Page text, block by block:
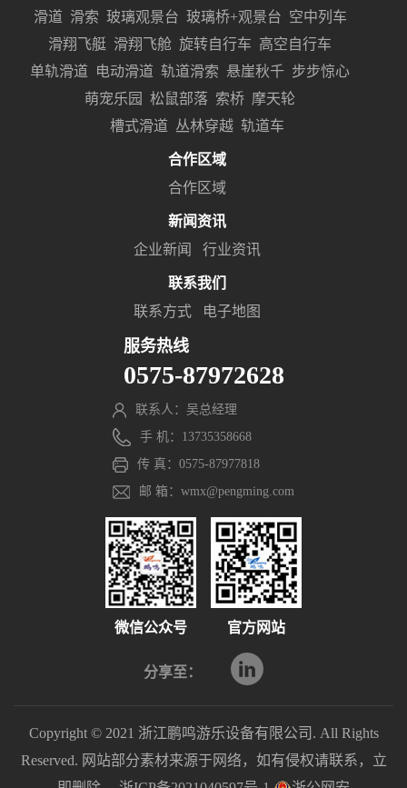
滑道 滑索 玻璃观景台 玻璃桥+观景台 空中列车
滑翔飞艇 滑翔飞舱 旋转自行车 高空自行车
单轨滑道
电动滑道 轨道滑索 悬崖秋千 步步惊心
萌宠乐园
松鼠部落 索桥 摩天轮
槽式滑道 丛林穿越 轨道车
合作区域
合作区域
新闻资讯
企业新闻
行业资讯
联系我们
联系方式
电子地图
服务热线
0575-87972628
联系人：吴总经理
手 机：13735358668
传 真：0575-87977818
邮 箱：wmx@pengming.com
微信公众号 官方网站
分享至：
Copyright © 2021 浙江鹏鸣游乐设备有限公司. All Rights
Reserved. 网站部分素材来源于网络，如有侵权请联系，立